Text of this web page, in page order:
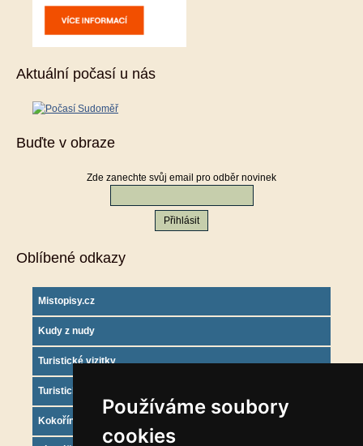
Používáme soubory
cookies
Aktuální počasí u nás
Buďte v obraze
Zde zanechte svůj email pro odběr novinek
Oblíbené odkazy
Mistopisy.cz
Kudy z nudy
Turistické vizitky
Turistický deník
Kokořínsko info